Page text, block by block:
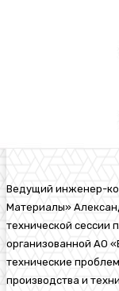
Ведущий инженер-
Материалы»
технической сессии
организованной АО
технические
производства и